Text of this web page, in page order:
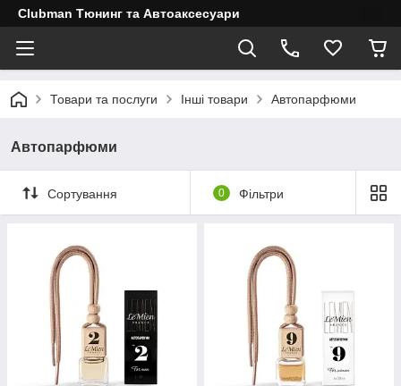
Clubman Тюнинг та Автоаксесуари
Товари та послуги Інші товари Автопарфюми
Автопарфюми
Сортування 0 Фільтри